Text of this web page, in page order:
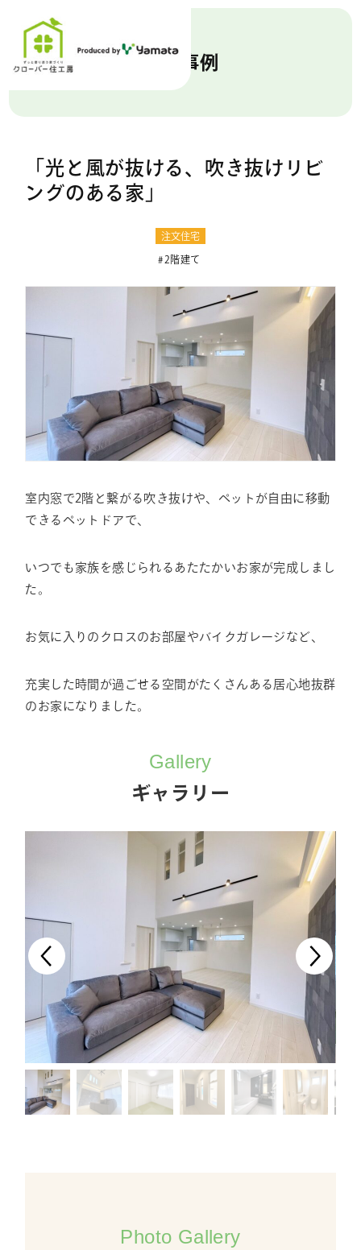
施工事例
「光と風が抜ける、吹き抜けリビ
ングのある家」
注文住宅
2階建て
室内窓で2階と繋がる吹き抜けや、ペットが自由に移動
できるペットドアで、
いつでも家族を感じられるあたたかいお家が完成しまし
た。
お気に入りのクロスのお部屋やバイクガレージなど、
充実した時間が過ごせる空間がたくさんある居心地抜群
のお家になりました。
Gallery
ギャラリー
Photo Gallery